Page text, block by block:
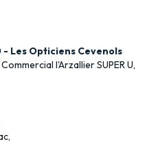
Les Opticiens Cevenols
l'Arzallier SUPER U,